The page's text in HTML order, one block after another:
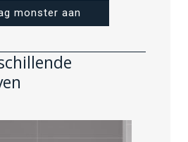
monster aan